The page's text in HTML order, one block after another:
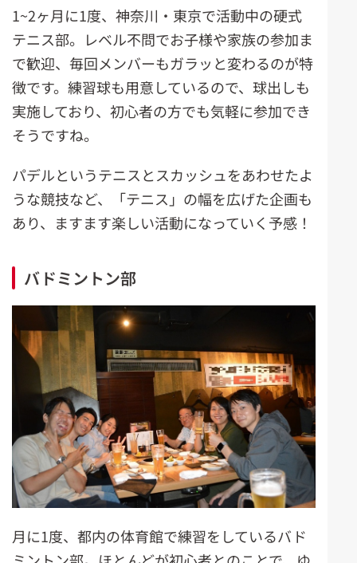
1~2ヶ月に1度、神奈川・東京で活動中の硬式
テニス部。レベル不問でお子様や家族の参加ま
で歓迎、毎回メンバーもガラッと変わるのが特
徴です。練習球も用意しているので、球出しも
実施しており、初心者の方でも気軽に参加でき
そうですね。
パデルというテニスとスカッシュをあわせたよ
うな競技など、「テニス」の幅を広げた企画も
あり、ますます楽しい活動になっていく予感！
バドミントン部
月に1度、都内の体育館で練習をしているバド